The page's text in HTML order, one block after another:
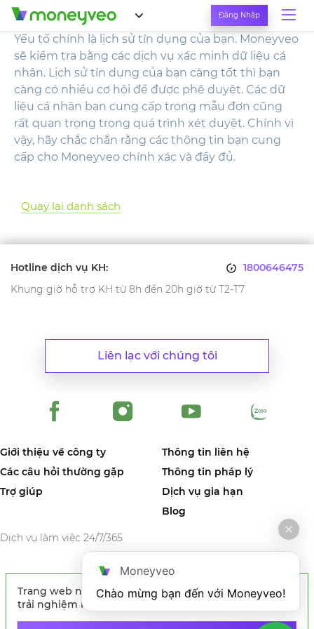
Đăng Nhập
Yếu tố chính là lịch sử tín dụng của bạn. Moneyveo
sẽ kiểm tra bằng các dịch vụ xác minh dữ liệu cá
nhân. Lịch sử tín dụng của bạn càng tốt thì bạn
càng có nhiều cơ hội để được phê duyệt. Các dữ
liệu cá nhân bạn cung cấp trong mẫu đơn cũng
rất quan trọng trong quá trình xét duyệt. Chính vì
vậy, hãy chắc chắn rằng các thông tin bạn cung
cấp cho Moneyveo chính xác và đầy đủ.
Quay lại danh sách
Giới thiệu về công ty
Các câu hỏi thường gặp
Trợ giúp
Thông tin liên hệ
Thông tin pháp lý
Dịch vụ gia hạn
Blog
Dịch vụ làm việc 24/7/365
Liên lạc với chúng tôi
Hotline dịch vụ KH:
1800646475
Khung giờ hỗ trợ KH từ 8h đến 20h giờ từ T2-T7
© CÔNG TY TNHH MONEYVEO VIETNAM- 21 Nguyễn Trung Ngạn,
Phường Bến Thành, Quận 1, TP HCM. Giấy Chứng Nhận Đăng Ký Kinh
Doanh số 0316182035 do Sở Kế hoạch và Đầu tư TP.HCM cấp lần đầu
ngày 04/03/2020. *Bằng cách nhấp vào nút Đăng ký ở trên, bạn chấp
Trang web này sử dụng cookies nhằm nâng cao
trải nghiệm khách hàng. Bằng việc tiếp tục sử
Moneyveo
Chào mừng bạn đến với Moneyveo!